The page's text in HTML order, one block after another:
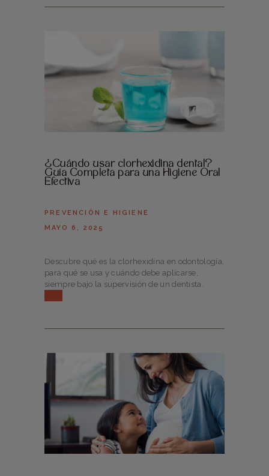
¿Cuándo usar clorhexidina dental?
Guía Completa para una Higiene Oral
Efectiva
PREVENCIÓN E HIGIENE
MAYO 6, 2025
Descubre qué es la clorhexidina en odontología,
para qué se usa y cuándo debe aplicarse,
siempre bajo la supervisión de un dentista.